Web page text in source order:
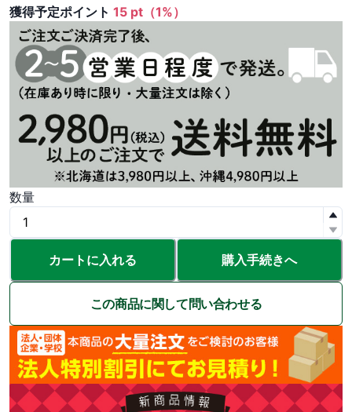
獲得予定ポイント 15 pt（1%）
数量
カートに入れる 購入手続きへ
この商品に関して問い合わせる